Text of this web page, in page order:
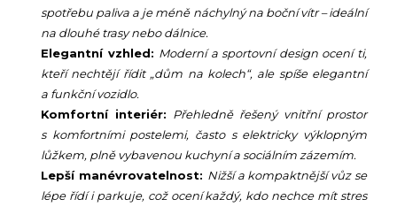
spotřebu paliva a je méně náchylný na boční vítr – ideální
na dlouhé trasy nebo dálnice.
Elegantní vzhled: Moderní a sportovní design ocení ti,
kteří nechtějí řídit „dům na kolech“, ale spíše elegantní
a funkční vozidlo.
Komfortní interiér: Přehledně řešený vnitřní prostor
s komfortními postelemi, často s elektricky výklopným
lůžkem, plně vybavenou kuchyní a sociálním zázemím.
Lepší manévrovatelnost: Nižší a kompaktnější vůz se
lépe řídí i parkuje, což ocení každý, kdo nechce mít stres